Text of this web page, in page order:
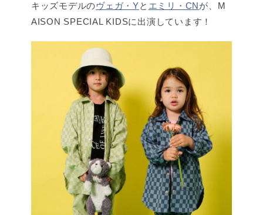
キッズモデルのヴェガ・Yと エミリ・CNが、M
AISON SPECIAL KIDSに出演しています！